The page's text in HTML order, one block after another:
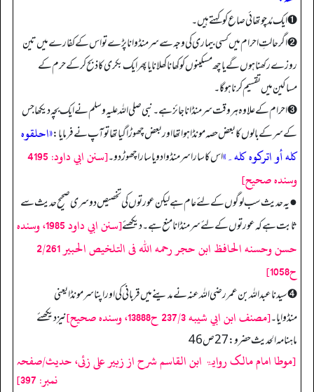
➊ ایک مُد چوتھائی صاع کو کہتے ہیں۔
➋ اگر حالتِ احرام میں کسی بیماری کی وجہ سے سر منڈوانا پڑے تو اس کے کفارے میں تین
روزے رکھنا ہوں گے یا چھ مسکینوں کو کھانا کھلانا یا پھر ایک بکری کا ذبح کر کے حرم کے
مساکین میں تقسیم کرنا ہو گا۔
➌ احرام کے علاوہ ہر وقت سر منڈانا جائز ہے۔ نبی صلی اللہ علیہ وسلم نے ایک بچہ دیکھا جس
کے سر کے بالوں کا بعض حصہ مونڈا ہوا تھا اور بعض چھوڑا گیا تھا تو آپ نے فرمایا:«احلقوہ
کله أو اترکوہ کله۔»اس کا سارا سر منڈوا دو یا سارا چھوڑ دو۔
[سنن ابي داود: 4195
وسنده صحيح]
● یہ حدیث سب لوگوں کے لئے عام ہے لیکن عورتوں کی تخصیص دوسری صحیح حدیث سے
ثابت ہے کہ عورتوں کے لئے سر منڈانا منع ہے۔ دیکھئے
[سنن ابي داود 1985، وسنده
حسن وحسنه الحافظ ابن حجر رحمه الله فى التلخيص الحبير 2/261
ح1058]
➍ سیدنا عبدالله بن عمر رضی اللہ عنہ نے مدینے میں قربانی کی اور اپنا سر مونڈا یعنی
منڈوایا۔[مصنف ابن ابي شيبه 237/3 ح13888، وسنده صحيح]
نیز دیکھئے
ماہنامہ الحدیث حضرو: 27ص 46
[موطا امام مالک روایۃ ابن القاسم شرح از زبیر علی زئی، حدیث/صفحہ
نمبر: 397]